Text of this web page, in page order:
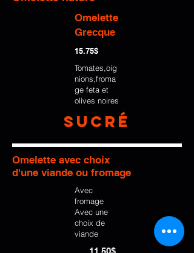
Omelette
Grecque
15.75$
Tomates,oig
nions,froma
ge feta et
olives noires
Sucré
Omelette avec choix
d'une viande ou fromage
Avec
fromage
Avec une
choix de
viande
11.50$